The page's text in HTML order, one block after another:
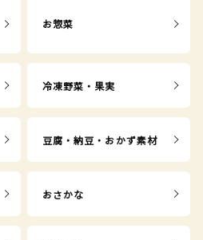
お惣菜
冷凍野菜・果実
豆腐・納豆・おかず素材
おさかな